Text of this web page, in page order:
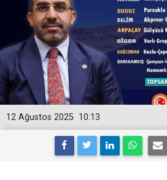
10:13
12 Ağustos 2025